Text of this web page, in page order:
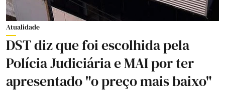
Atualidade
DST diz que foi escolhida pela
Polícia Judiciária e MAI por ter
apresentado "o preço mais baixo"